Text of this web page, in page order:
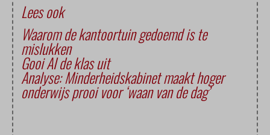
Lees ook
Waarom de kantoortuin gedoemd is te
mislukken
Gooi AI de klas uit
Analyse: Minderheidskabinet maakt hoger
onderwijs prooi voor ‘waan van de dag’